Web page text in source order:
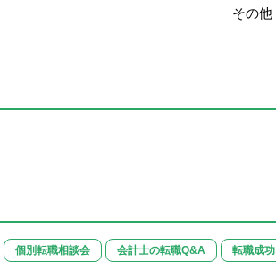
その他
個別転職相談会 会計士の転職Q&A 転職成